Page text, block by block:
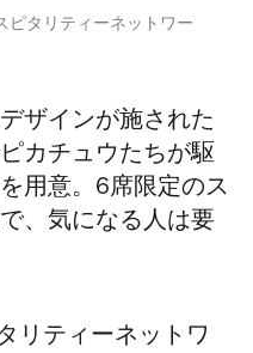
ピタリティーネットワー
ザインが施された
カチュウたちが駆
用意。6席限定のス
、気になる人は要